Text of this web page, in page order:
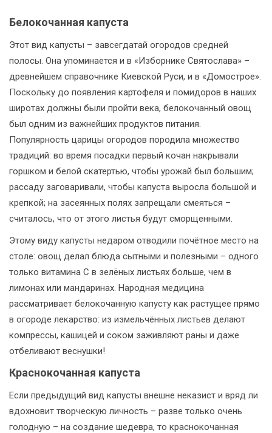
Белокочанная капуста
Этот вид капусты – завсегдатай огородов средней
полосы. Она упоминается и в «Изборнике Святослава» –
древнейшем справочнике Киевской Руси, и в «Домострое».
Поскольку до появления картофеля и помидоров в наших
широтах должны были пройти века, белокочанный овощ
был одним из важнейших продуктов питания.
Популярность царицы огородов породила множество
традиций: во время посадки первый кочан накрывали
горшком и белой скатертью, чтобы урожай был большим;
рассаду заговаривали, чтобы капуста выросла большой и
крепкой; на засеянных полях запрещали смеяться –
считалось, что от этого листья будут сморщенными.
Этому виду капусты недаром отводили почётное место на
столе: овощ делал блюда сытными и полезными – одного
только витамина С в зелёных листьях больше, чем в
лимонах или мандаринах. Народная медицина
рассматривает белокочанную капусту как растущее прямо
в огороде лекарство: из измельчённых листьев делают
компрессы, кашицей и соком заживляют раны и даже
отбеливают веснушки!
Краснокочанная капуста
Если предыдущий вид капусты внешне неказист и вряд ли
вдохновит творческую личность – разве только очень
голодную – на создание шедевра, то краснокочанная